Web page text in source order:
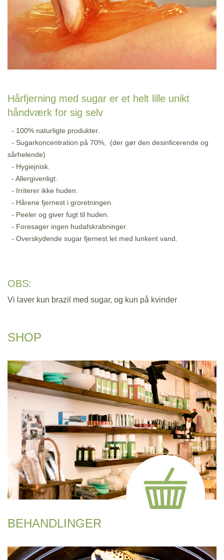
Hårfjerning med sugar er et helt lille unikt
håndværk for sig selv
- 100% naturligte produkter.
- Sugarkoncentration på 70%, (der gør den desinficerende og
sårhelende)
- Hygiejnisk.
- Allergivenligt.
- Irriterer ikke huden.
- Hårene fjernest i groretningen.
- Peeler og giver fugt til huden.
- Foresager ingen hudafskrabninger.
- Overskydende sugar fjernest let med lunkent vand.
OBS:
Vi laver kun brazil med sugar, og kun på kvinder
SHOP
BEHANDLINGER